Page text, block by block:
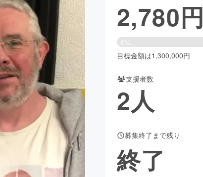
フード・飲食店
アニメ・漫画
ビューティー・ヘルスケア
Social Good
CAMPFIRE Creation
るさと納税
machi-yaコミュニティ
2,780円
0%
目標金額は1,300,000円
支援者数
2人
募集終了まで残り
終了